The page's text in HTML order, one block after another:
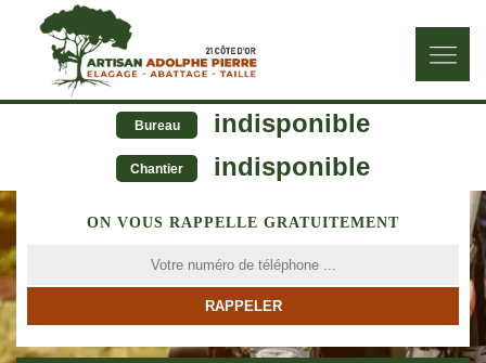
Bureau indisponible
Chantier indisponible
ON VOUS RAPPELLE GRATUITEMENT